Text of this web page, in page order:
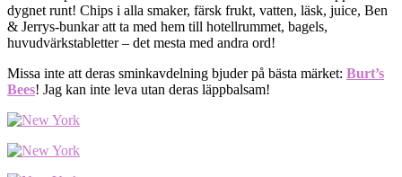
dygnet runt! Chips i alla smaker, färsk frukt, vatten, läsk, juice, Ben
& Jerrys-bunkar att ta med hem till hotellrummet, bagels,
huvudvärkstabletter – det mesta med andra ord!
Missa inte att deras sminkavdelning bjuder på bästa märket: Burt’s
Bees! Jag kan inte leva utan deras läppbalsam!